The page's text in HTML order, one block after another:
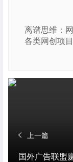
离谱思维：
各类网创项
上一篇
国外广告联盟